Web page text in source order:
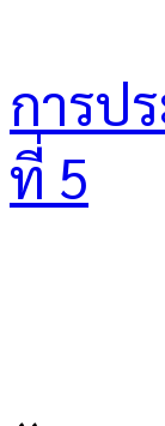
การป
ที่ 5